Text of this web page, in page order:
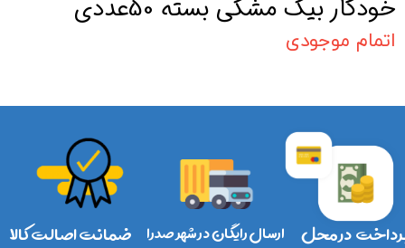
خودکار بیک مشکی بسته 50عددی
اتمام موجودی
ارسال رایگان در شهر صدرا در محل ضمانت اصالت کالا